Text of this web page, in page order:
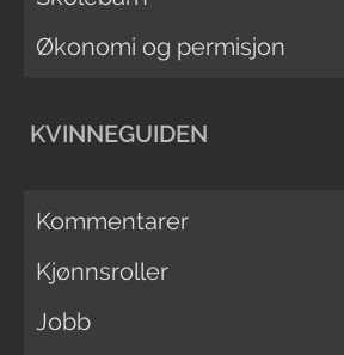
Økonomi og permisjon
KVINNEGUIDEN
Kommentarer
Kjønnsroller
Jobb